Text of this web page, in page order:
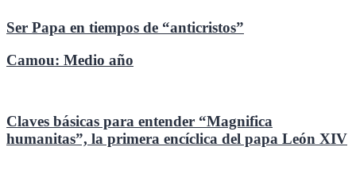
Ser Papa en tiempos de “anticristos”
Camou: Medio año
Claves básicas para entender “Magnifica
humanitas”, la primera encíclica del papa León XIV